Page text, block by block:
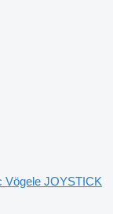
Vögele JOYSTICK